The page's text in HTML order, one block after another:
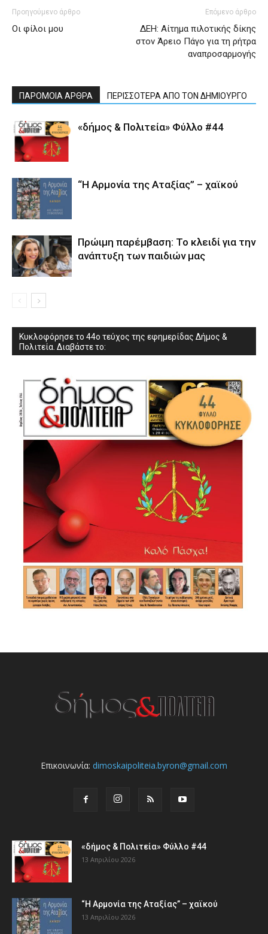
Προηγούμενο άρθρο
Οι φίλοι μου
Επόμενο άρθρο
ΔΕΗ: Αίτημα πιλοτικής δίκης
στον Άρειο Πάγο για τη ρήτρα
αναπροσαρμογής
ΠΑΡΟΜΟΙΑ ΑΡΘΡΑ ΠΕΡΙΣΣΟΤΕΡΑ ΑΠΟ ΤΟΝ ΔΗΜΙΟΥΡΓΟ
«δήμος & Πολιτεία» Φύλλο #44
“Η Αρμονία της Αταξίας” – χαϊκού
Πρώιμη παρέμβαση: Το κλειδί για την
ανάπτυξη των παιδιών µας
Κυκλοφόρησε το 44ο τεύχος της εφημερίδας Δήμος &
Πολιτεία. Διαβάστε το:
Επικοινωνία: dimoskaipoliteia.byron@gmail.com
«δήμος & Πολιτεία» Φύλλο #44
13 Απριλίου 2026
“Η Αρμονία της Αταξίας” – χαϊκού
13 Απριλίου 2026